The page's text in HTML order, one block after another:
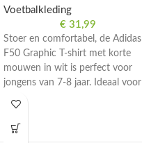
Voetbalkleding
€ 31,99
Stoer en comfortabel, de Adidas
F50 Graphic T-shirt met korte
mouwen in wit is perfect voor
jongens van 7-8 jaar. Ideaal voor